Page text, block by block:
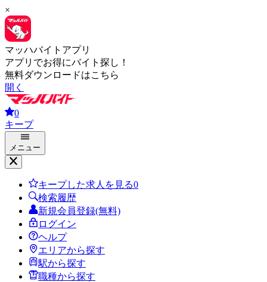
×
マッハバイトアプリ
アプリでお得にバイト探し！
無料ダウンロードはこちら
開く
0
キープ
メニュー
キープした求人を見る0
検索履歴
新規会員登録(無料)
ログイン
ヘルプ
エリアから探す
駅から探す
職種から探す